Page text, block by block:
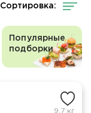
Сортировка:
Популярные
подборки
9.7 кг